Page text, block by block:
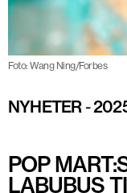
Foto: Wang Ning/Forbes
NYHETER-
POP
LABUBUS